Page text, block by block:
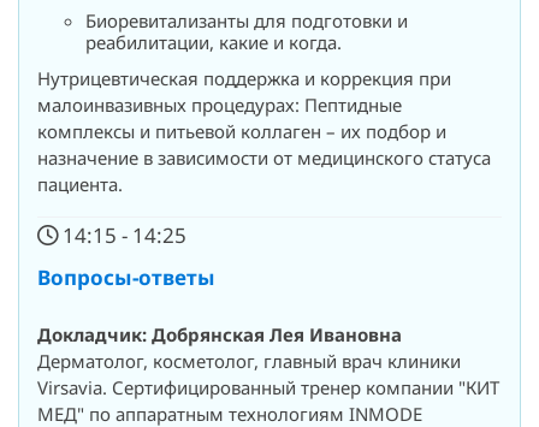
Биоревитализанты для подготовки и
реабилитации, какие и когда.
Нутрицевтическая поддержка и коррекция при
малоинвазивных процедурах: Пептидные
комплексы и питьевой коллаген – их подбор и
назначение в зависимости от медицинского статуса
пациента.
14:15 - 14:25
Вопросы-ответы
Докладчик: Добрянская Лея Ивановна
Дерматолог, косметолог, главный врач клиники
Virsavia. Сертифицированный тренер компании "КИТ
МЕД" по аппаратным технологиям INMODE